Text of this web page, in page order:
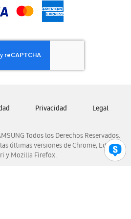
Nicaragua
Panamá
Dominicana
Venezuela
Todos los Derechos Reservados.
últimas versiones de Chrome, Edge,
y Mozilla Firefox.
Privacidad Legal